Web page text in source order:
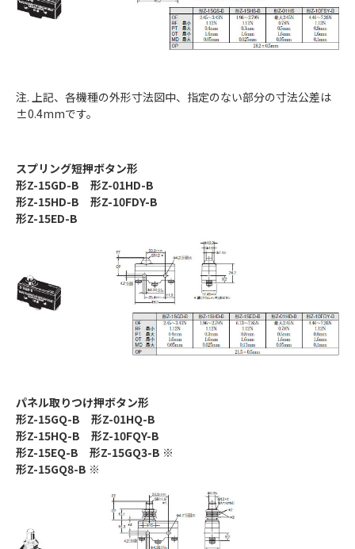
注. 上記、各機種の外形寸法図中、指定のない部分の寸法公差は
±0.4mmです。
スプリング短押ボタン形
形Z-15GD-B 形Z-01HD-B
形Z-15HD-B 形Z-10FDY-B
形Z-15ED-B
パネル取りつけ押ボタン形
形Z-15GQ-B 形Z-01HQ-B
形Z-15HQ-B 形Z-10FQY-B
形Z-15EQ-B 形Z-15GQ3-B ※
形Z-15GQ8-B ※